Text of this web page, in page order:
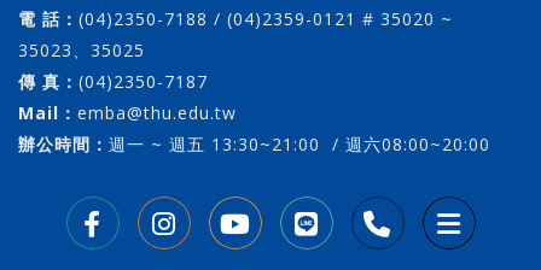
電 話： (04)2350-7188 / (04)2359-0121 # 35020 ~
35023、35025
傳 真： (04)2350-7187
Mail： emba@thu.edu.tw
辦公時間： 週一 ~ 週五 13:30~21:00 / 週六08:00~20:00